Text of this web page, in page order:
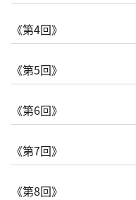
《第4回》
《第5回》
《第6回》
《第7回》
《第8回》